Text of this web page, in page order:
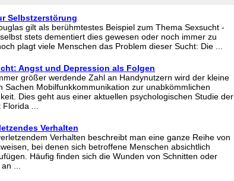
Selbstzerstörung
gilt als berühmtestes Beispiel zum Thema Sexsucht -
stets dementiert dies gewesen oder noch immer zu
plagt viele Menschen das Problem dieser Sucht: Die ...
Angst und Depression als Folgen
größer werdende Zahl an Handynutzern wird der kleine
Sachen Mobilfunkkommunikation zur unabkömmlichen
Dies geht aus einer aktuellen psychologischen Studie der
...
Verhalten
Verhalten beschreibt man eine ganze Reihe von
bei denen sich betroffene Menschen absichtlich
Häufig finden sich die Wunden von Schnitten oder
...